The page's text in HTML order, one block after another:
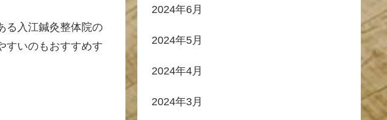
る入江鍼灸整体院の
すいのもおすすめす
2024年6月
2024年5月
2024年4月
2024年3月